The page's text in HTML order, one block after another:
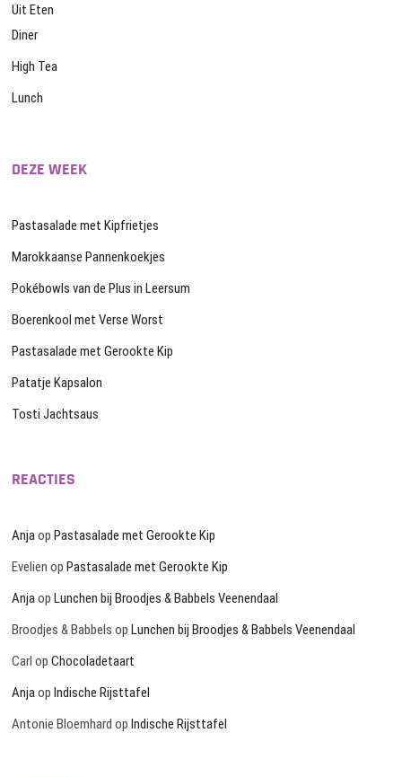
Uit Eten
Diner
High Tea
Lunch
DEZE WEEK
Pastasalade met Kipfrietjes
Marokkaanse Pannenkoekjes
Pokébowls van de Plus in Leersum
Boerenkool met Verse Worst
Pastasalade met Gerookte Kip
Patatje Kapsalon
Tosti Jachtsaus
REACTIES
AnjaopPastasalade met Gerookte Kip
Evelien opPastasalade met Gerookte Kip
AnjaopLunchen bij Broodjes & Babbels Veenendaal
Broodjes & Babbels opLunchen bij Broodjes & Babbels Veenendaal
Carl opChocoladetaart
AnjaopIndische Rijsttafel
Antonie Bloemhard opIndische Rijsttafel